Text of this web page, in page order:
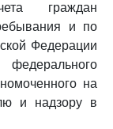
граждан
и по
Федерации
федерального
на
и надзору в